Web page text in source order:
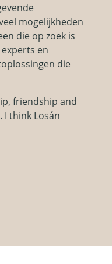
mogelijkheden
die op zoek is
en
die
friendship and
I think Losán